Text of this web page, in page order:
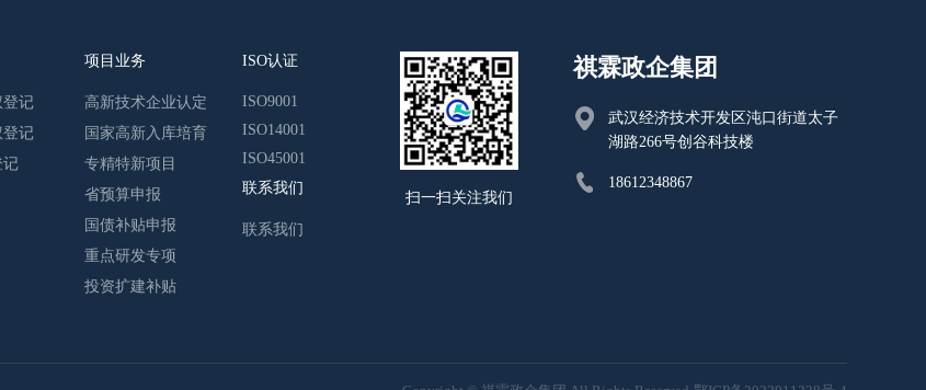
登记
登记
记
项目业务
高新技术企业认定
国家高新入库培育
专精特新项目
省预算申报
国债补贴申报
重点研发专项
投资扩建补贴
ISO认证
ISO9001
ISO14001
ISO45001
联系我们
联系我们
扫一扫关注我们
祺霖政企集团
武汉经济技术开发区沌口街道太子
湖路266号创谷科技楼
18612348867